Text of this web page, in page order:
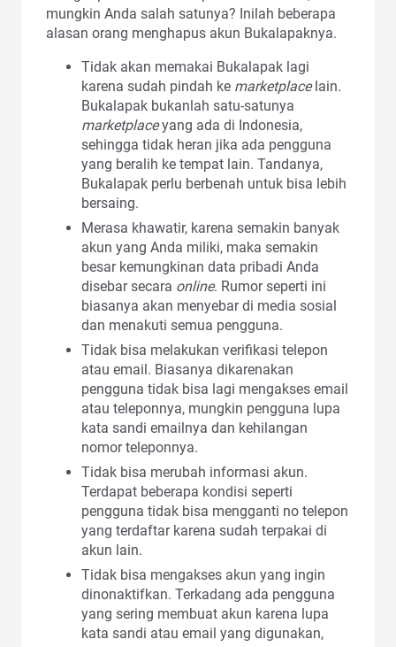
mungkin Anda salah satunya? Inilah beberapa
alasan orang menghapus akun Bukalapaknya.
Tidak akan memakai Bukalapak lagi
karena sudah pindah ke marketplacelain.
Bukalapak bukanlah satu-satunya
marketplaceyang ada di Indonesia,
sehingga tidak heran jika ada pengguna
yang beralih ke tempat lain. Tandanya,
Bukalapak perlu berbenah untuk bisa lebih
bersaing.
Merasa khawatir, karena semakin banyak
akun yang Anda miliki, maka semakin
besar kemungkinan data pribadi Anda
disebar secara online. Rumor seperti ini
biasanya akan menyebar di media sosial
dan menakuti semua pengguna.
Tidak bisa melakukan verifikasi telepon
atau email. Biasanya dikarenakan
pengguna tidak bisa lagi mengakses email
atau teleponnya, mungkin pengguna lupa
kata sandi emailnya dan kehilangan
nomor teleponnya.
Tidak bisa merubah informasi akun.
Terdapat beberapa kondisi seperti
pengguna tidak bisa mengganti no telepon
yang terdaftar karena sudah terpakai di
akun lain.
Tidak bisa mengakses akun yang ingin
dinonaktifkan. Terkadang ada pengguna
yang sering membuat akun karena lupa
kata sandi atau email yang digunakan,